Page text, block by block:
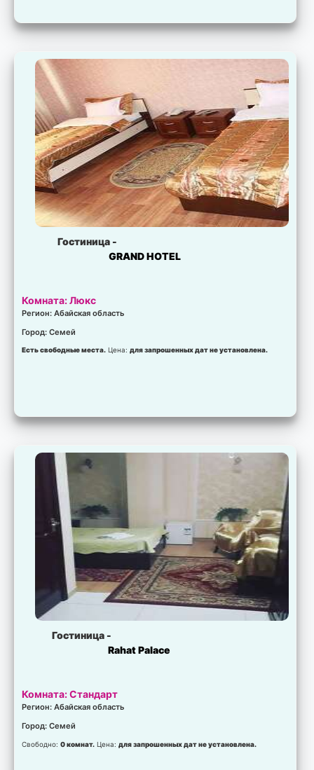
Гостиница -
GRAND HOTEL
Комната: Люкс
Регион: Абайская область
Город: Семей
Есть свободные места. Цена:для запрошенных дат не установлена.
Гостиница -
Rahat Palace
Комната: Стандарт
Регион: Абайская область
Город: Семей
Свободно:0 комнат. Цена:для запрошенных дат не установлена.